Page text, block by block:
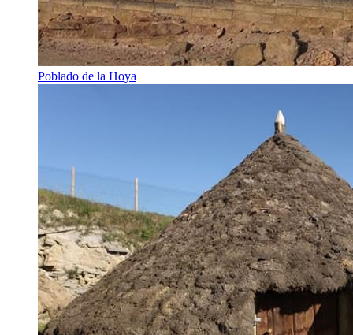
Poblado de la Hoya